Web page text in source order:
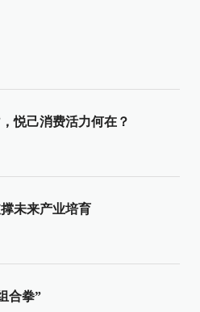
悦己消费活力何在？
未来产业培育
合拳”